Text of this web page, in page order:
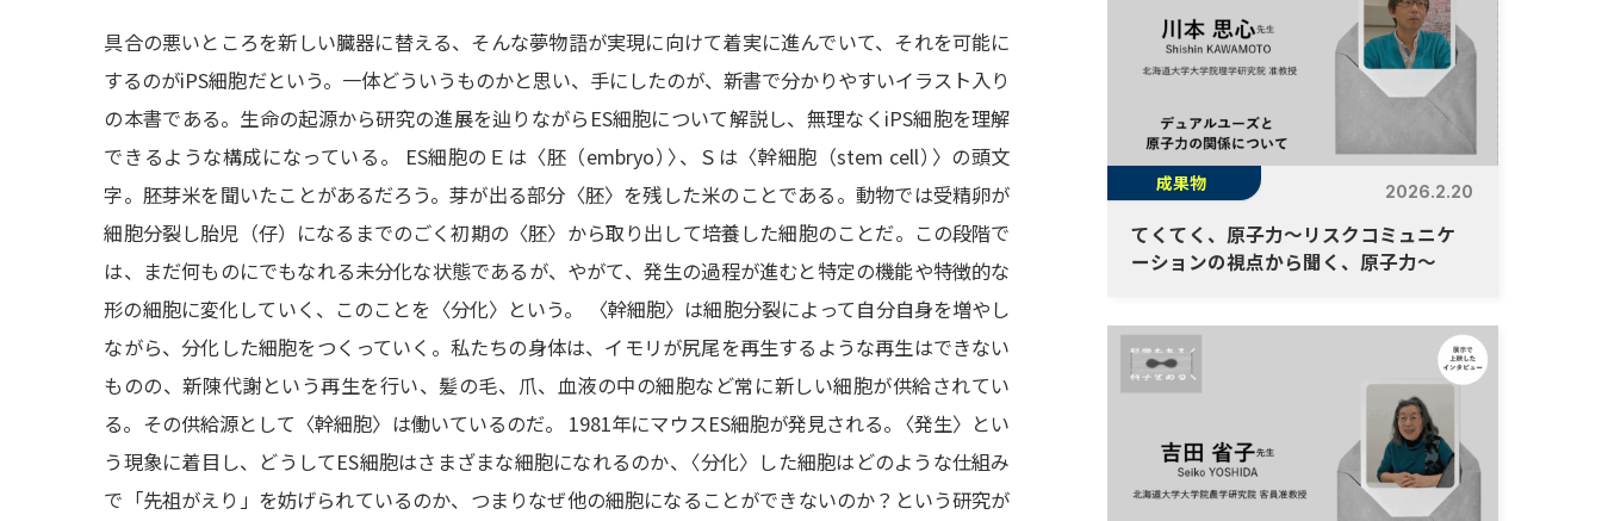
具合の悪いところを新しい臓器に替える、そんな夢物語が実現に向けて着実に進んでいて、それを可能に
するのがiPS細胞だという。一体どういうものかと思い、手にしたのが、新書で分かりやすいイラスト入り
の本書である。生命の起源から研究の進展を辿りながらES細胞について解説し、無理なくiPS細胞を理解
できるような構成になっている。 ES細胞のＥは〈胚（embryo） 〉、Ｓは〈幹細胞（stem cell） 〉の頭文
字。胚芽米を聞いたことがあるだろう。芽が出る部分〈胚〉を残した米のことである。動物では受精卵が
細胞分裂し胎児（仔）になるまでのごく初期の〈胚〉から取り出して培養した細胞のことだ。この段階で
は、まだ何ものにでもなれる未分化な状態であるが、やがて、発生の過程が進むと特定の機能や特徴的な
形の細胞に変化していく、このことを〈分化〉という。 〈幹細胞〉は細胞分裂によって自分自身を増やし
ながら、分化した細胞をつくっていく。私たちの身体は、イモリが尻尾を再生するような再生はできない
ものの、新陳代謝という再生を行い、髪の毛、爪、血液の中の細胞など常に新しい細胞が供給されてい
る。その供給源として〈幹細胞〉は働いているのだ。 1981年にマウスES細胞が発見される。 〈発生〉とい
う現象に着目し、どうしてES細胞はさまざまな細胞になれるのか、 〈分化〉した細胞はどのような仕組み
で「先祖がえり」を妨げられているのか、つまりなぜ他の細胞になることができないのか？という研究が
成果物 2026.2.20
てくてく、原子力～リスクコミュニケ
ーションの視点から聞く、原子力～